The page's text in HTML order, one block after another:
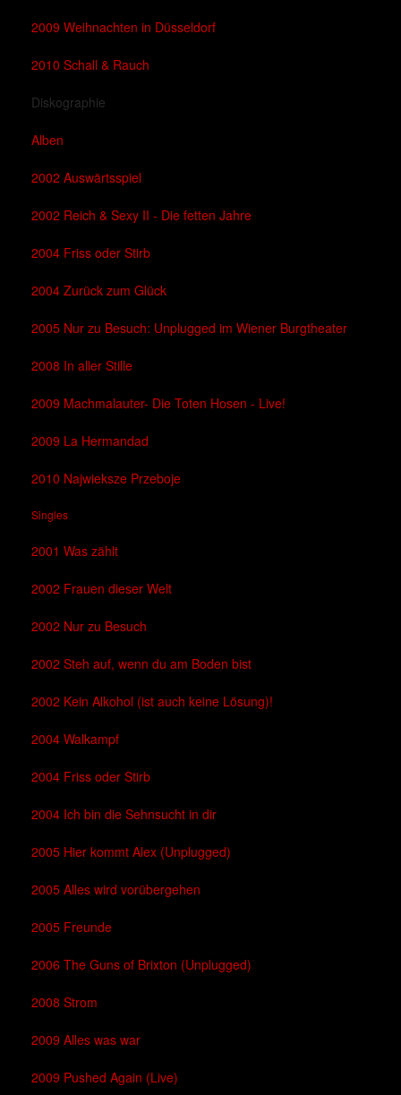
2009 Weihnachten in Düsseldorf
2010 Schall & Rauch
Diskographie
Alben
2002 Auswärtsspiel
2002 Reich & Sexy II - Die fetten Jahre
2004 Friss oder Stirb
2004 Zurück zum Glück
2005 Nur zu Besuch: Unplugged im Wiener Burgtheater
2008 In aller Stille
2009 Machmalauter- Die Toten Hosen - Live!
2009 La Hermandad
2010 Najwieksze Przeboje
Singles
2001 Was zählt
2002 Frauen dieser Welt
2002 Nur zu Besuch
2002 Steh auf, wenn du am Boden bist
2002 Kein Alkohol (ist auch keine Lösung)!
2004 Walkampf
2004 Friss oder Stirb
2004 Ich bin die Sehnsucht in dir
2005 Hier kommt Alex (Unplugged)
2005 Alles wird vorübergehen
2005 Freunde
2006 The Guns of Brixton (Unplugged)
2008 Strom
2009 Alles was war
2009 Pushed Again (Live)